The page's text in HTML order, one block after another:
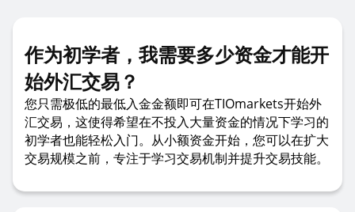
作为初学者，我需要多少资金才能开
始外汇交易？
您只需极低的最低入金金额即可在TIOmarkets开始外
汇交易，这使得希望在不投入大量资金的情况下学习的
初学者也能轻松入门。从小额资金开始，您可以在扩大
交易规模之前，专注于学习交易机制并提升交易技能。